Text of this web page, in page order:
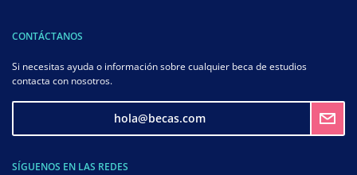
CONTÁCTANOS
Si necesitas ayuda o información sobre cualquier beca de estudios
contacta con nosotros.
hola@becas.com
SÍGUENOS EN LAS REDES